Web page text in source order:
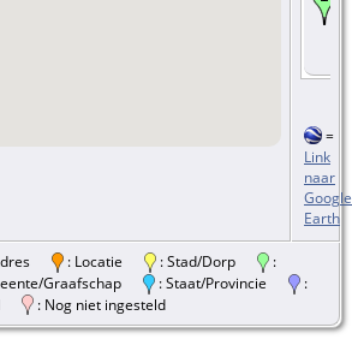
=
Link
naar
Google
Earth
: Locatie : Stad/Dorp
:
Graafschap
: Staat/Provincie
:
: Nog niet ingesteld